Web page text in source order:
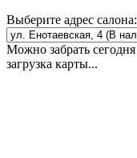
Выберите адрес салона:
Можно забрать сегодня
загрузка карты...